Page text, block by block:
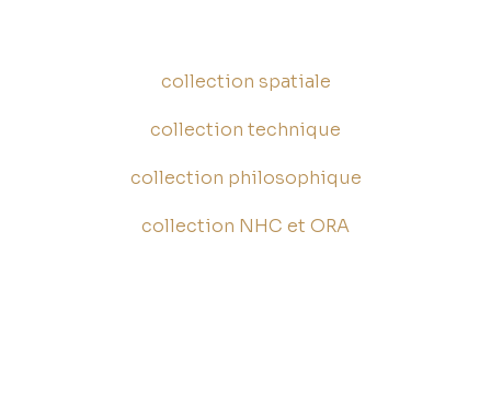
collection spatiale
collection technique
collection philosophique
collection NHC et ORA